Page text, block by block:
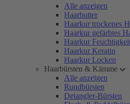
Alle anzeigen
Haarbutter
Haarkur trockenes
Haarkur gefärbtes
Haarkur
Haarkur Keratin
Haarkur Locken
Haarbürsten & Kämme
Alle anzeigen
Rundbürsten
Detangler-Bürsten